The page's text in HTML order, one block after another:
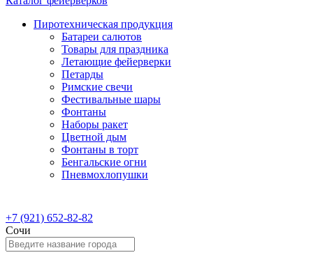
Пиротехническая продукция
Батареи салютов
Товары для праздника
Летающие фейерверки
Петарды
Римские свечи
Фестивальные шары
Фонтаны
Наборы ракет
Цветной дым
Фонтаны в торт
Бенгальские огни
Пневмохлопушки
+7 (921) 652-82-82
Сочи